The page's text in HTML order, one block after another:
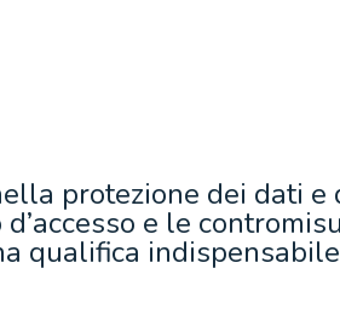
protezione dei dati e
e le
qualifica